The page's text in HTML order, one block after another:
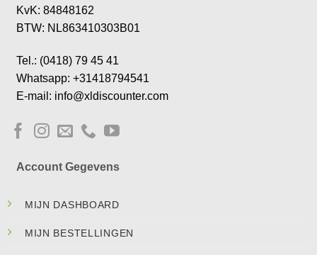
KvK: 84848162
BTW: NL863410303B01
Tel.: (0418) 79 45 41
Whatsapp: +31418794541
E-mail: info@xldiscounter.com
Account Gegevens
MIJN DASHBOARD
MIJN BESTELLINGEN